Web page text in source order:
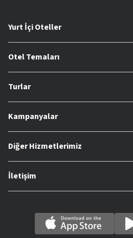
Yurt İçi Oteller
Otel Temaları
Turlar
Kampanyalar
Diğer Hizmetlerimiz
İletişim